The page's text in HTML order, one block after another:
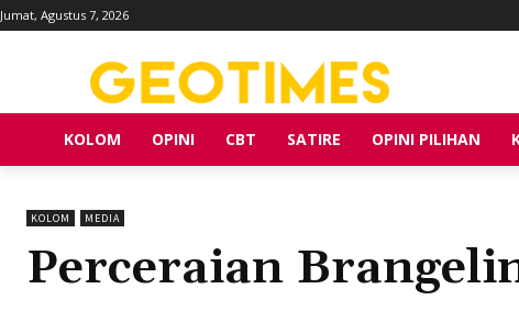
Jumat, Agustus 7, 2026
KOLOM OPINI CBT SATIRE OPINI PILIHAN
KOLOM MEDIA
Perceraian